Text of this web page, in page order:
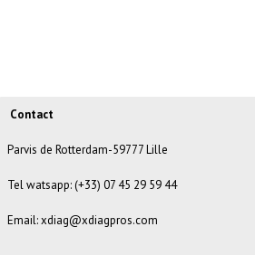
Contact
Parvis de Rotterdam-59777 Lille
Tel watsapp: (+33) 07 45 29 59 44
Email: xdiag@xdiagpros.com